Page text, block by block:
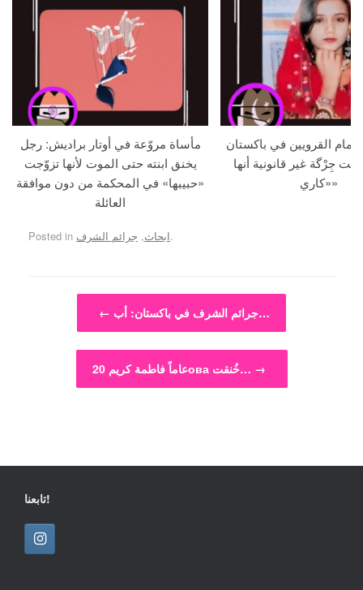
مأساة مروّعة في أوتار براديش: رجل
يخنق ابنته حتى الموت لأنها تزوّجت
«حبيبها» في المحكمة من دون موافقة
العائلة
أمام القرويين في باكستان
جِرْگة غير قانونية أنها
«كاري»
Posted in ابحاث, جرائم الشرف .
Post navigation
← جرائم الشرف في باكستان: أب…
20 عاماً فاطمة كريمова خُنقت… →
تابعنا!